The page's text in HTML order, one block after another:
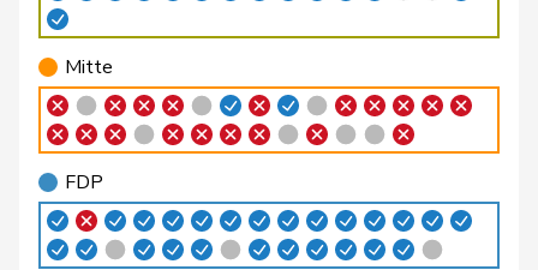
Bircher
Martina SVP V
AG
Birrer-Heimo
Prisca SP S
LU
Bourgeois
Jacques FDP RL FR
Bregy
Philipp
Matthias
Mitte M-E
Mitte
FDP